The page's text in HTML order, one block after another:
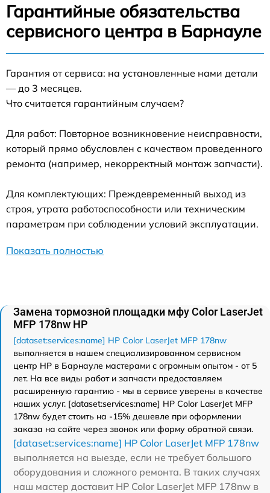
Гарантийные обязательства
сервисного центра в Барнауле
Гарантия от сервиса: на установленные нами детали
— до 3 месяцев.
Что считается гарантийным случаем?
Для работ: Повторное возникновение неисправности,
который прямо обусловлен с качеством проведенного
ремонта (например, некорректный монтаж запчасти).
Для комплектующих: Преждевременный выход из
строя, утрата работоспособности или техническим
параметрам при соблюдении условий эксплуатации.
Показать полностью
Замена тормозной площадки мфу Color LaserJet
MFP 178nw HP
[dataset:services:name] HP Color LaserJet MFP 178nw
выполняется в нашем специализированном сервисном
центр HP в Барнауле мастерами с огромным опытом - от 5
лет. На все виды работ и запчасти предоставляем
расширенную гарантию - мы в сервисе уверены в качестве
наших услуг. [dataset:services:name] HP Color LaserJet MFP
178nw будет стоить на -15% дешевле при оформлении
заказа на сайте через звонок или форму обратной связи.
[dataset:services:name] HP Color LaserJet MFP 178nw
выполняется на выезде, если не требует большого
оборудования и сложного ремонта. В таких случаях
наш мастер доставит HP Color LaserJet MFP 178nw в